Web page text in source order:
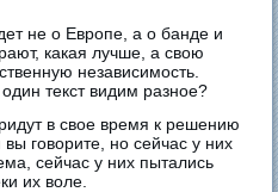
не о Европе, а о банде и
какая лучше, а свою
независимость.
текст видим разное?
в свое время к решению
говорите, но сейчас у них
сейчас у них пытались
их воле.